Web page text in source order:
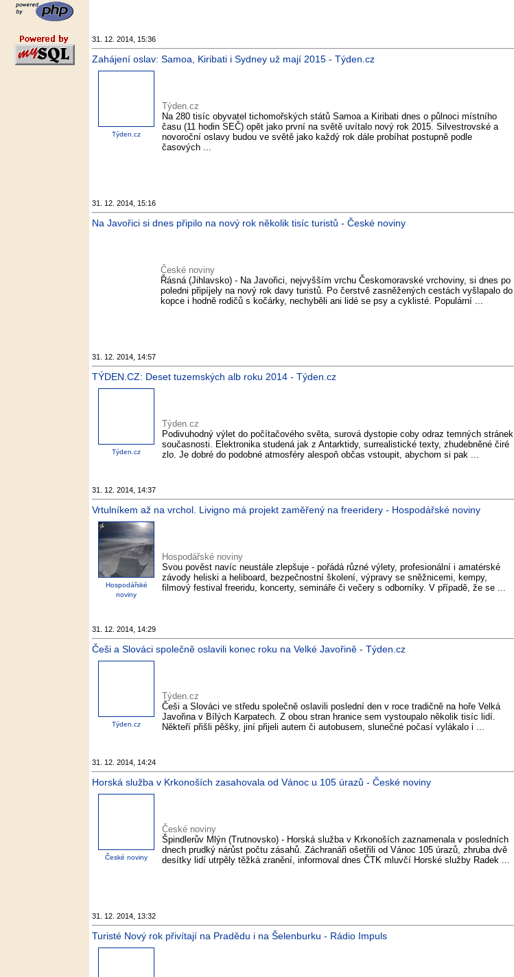
31. 12. 2014, 15:36
Zahájení oslav: Samoa, Kiribati i Sydney už mají 2015 - Týden.cz
Týden.cz
Týden.cz
Na 280 tisíc obyvatel tichomořských států Samoa a Kiribati dnes o půlnoci místního
času (11 hodin SEČ) opět jako první na světě uvítalo nový rok 2015. Silvestrovské a
novoroční oslavy budou ve světě jako každý rok dále probíhat postupně podle
časových ...
31. 12. 2014, 15:16
Na Javořici si dnes připilo na nový rok několik tisíc turistů - České noviny
České noviny
Řásná (Jihlavsko) - Na Javořici, nejvyšším vrchu Českomoravské vrchoviny, si dnes po
poledni připíjely na nový rok davy turistů. Po čerstvě zasněžených cestách vyšlapalo do
kopce i hodně rodičů s kočárky, nechyběli ani lidé se psy a cyklisté. Populární ...
31. 12. 2014, 14:57
TÝDEN.CZ: Deset tuzemských alb roku 2014 - Týden.cz
Týden.cz
Týden.cz
Podivuhodný výlet do počítačového světa, surová dystopie coby odraz temných stránek
současnosti. Elektronika studená jak z Antarktidy, surrealistické texty, zhudebněné čiré
zlo. Je dobré do podobné atmosféry alespoň občas vstoupit, abychom si pak ...
31. 12. 2014, 14:37
Vrtulníkem až na vrchol. Livigno má projekt zaměřený na freeridery - Hospodářské noviny
Hospodářské
noviny
Hospodářské noviny
Svou pověst navíc neustále zlepšuje - pořádá různé výlety, profesionální i amatérské
závody heliski a heliboard, bezpečnostní školení, výpravy se sněžnicemi, kempy,
filmový festival freeridu, koncerty, semináře či večery s odborníky. V případě, že se ...
31. 12. 2014, 14:29
Češi a Slováci společně oslavili konec roku na Velké Javořině - Týden.cz
Týden.cz
Týden.cz
Češi a Slováci ve středu společně oslavili poslední den v roce tradičně na hoře Velká
Javořina v Bílých Karpatech. Z obou stran hranice sem vystoupalo několik tisíc lidí.
Někteří přišli pěšky, jiní přijeli autem či autobusem, slunečné počasí vylákalo i ...
31. 12. 2014, 14:24
Horská služba v Krkonoších zasahovala od Vánoc u 105 úrazů - České noviny
České noviny
České noviny
Špindlerův Mlýn (Trutnovsko) - Horská služba v Krkonoších zaznamenala v posledních
dnech prudký nárůst počtu zásahů. Záchranáři ošetřili od Vánoc 105 úrazů, zhruba dvě
desítky lidí utrpěly těžká zranění, informoval dnes ČTK mluvčí Horské služby Radek ...
31. 12. 2014, 13:32
Turisté Nový rok přivítají na Pradědu i na Šelenburku - Rádio Impuls